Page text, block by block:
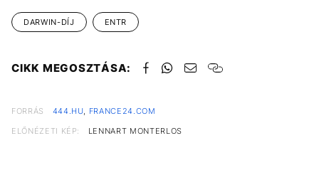
DARWIN-DÍJ ENTR
CIKK MEGOSZTÁSA:
FORRÁS 444.HU, FRANCE24.COM
ELŐNÉZETI KÉP:
LENNART MONTERLOS